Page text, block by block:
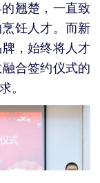
翘楚，一直致
饪人才。而新
，始终将人才
合签约仪式的
。